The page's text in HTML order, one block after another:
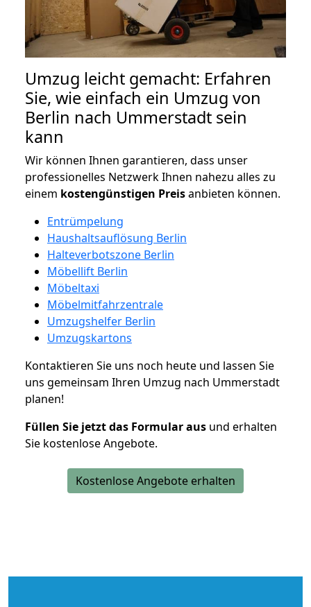
Umzug leicht gemacht: Erfahren
Sie, wie einfach ein Umzug von
Berlin nach Ummerstadt sein
kann
Wir können Ihnen garantieren, dass unser
professionelles Netzwerk Ihnen nahezu alles zu
einem kostengünstigen Preisanbieten können.
Entrümpelung
Haushaltsauflösung Berlin
Halteverbotszone Berlin
Möbellift Berlin
Möbeltaxi
Möbelmitfahrzentrale
Umzugshelfer Berlin
Umzugskartons
Kontaktieren Sie uns noch heute und lassen Sie
uns gemeinsam Ihren Umzug nach Ummerstadt
planen!
Füllen Sie jetzt das Formular aus und erhalten
Sie kostenlose Angebote.
Kostenlose Angebote erhalten